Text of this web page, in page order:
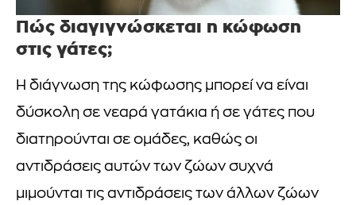
Πώς διαγιγνώσκεται η κώφωση
στις γάτες;
Η διάγνωση της κώφωσης μπορεί να είναι
δύσκολη σε νεαρά γατάκια ή σε γάτες που
διατηρούνται σε ομάδες, καθώς οι
αντιδράσεις αυτών των ζώων συχνά
μιμούνται τις αντιδράσεις των άλλων ζώων